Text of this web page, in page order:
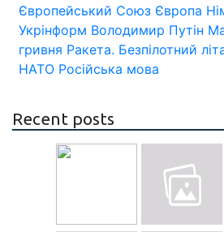
Європейський Союз Європа
Укрінформ Володимир Путін
гривня Ракета. Безпілотний
НАТО Російська мова
Recent posts